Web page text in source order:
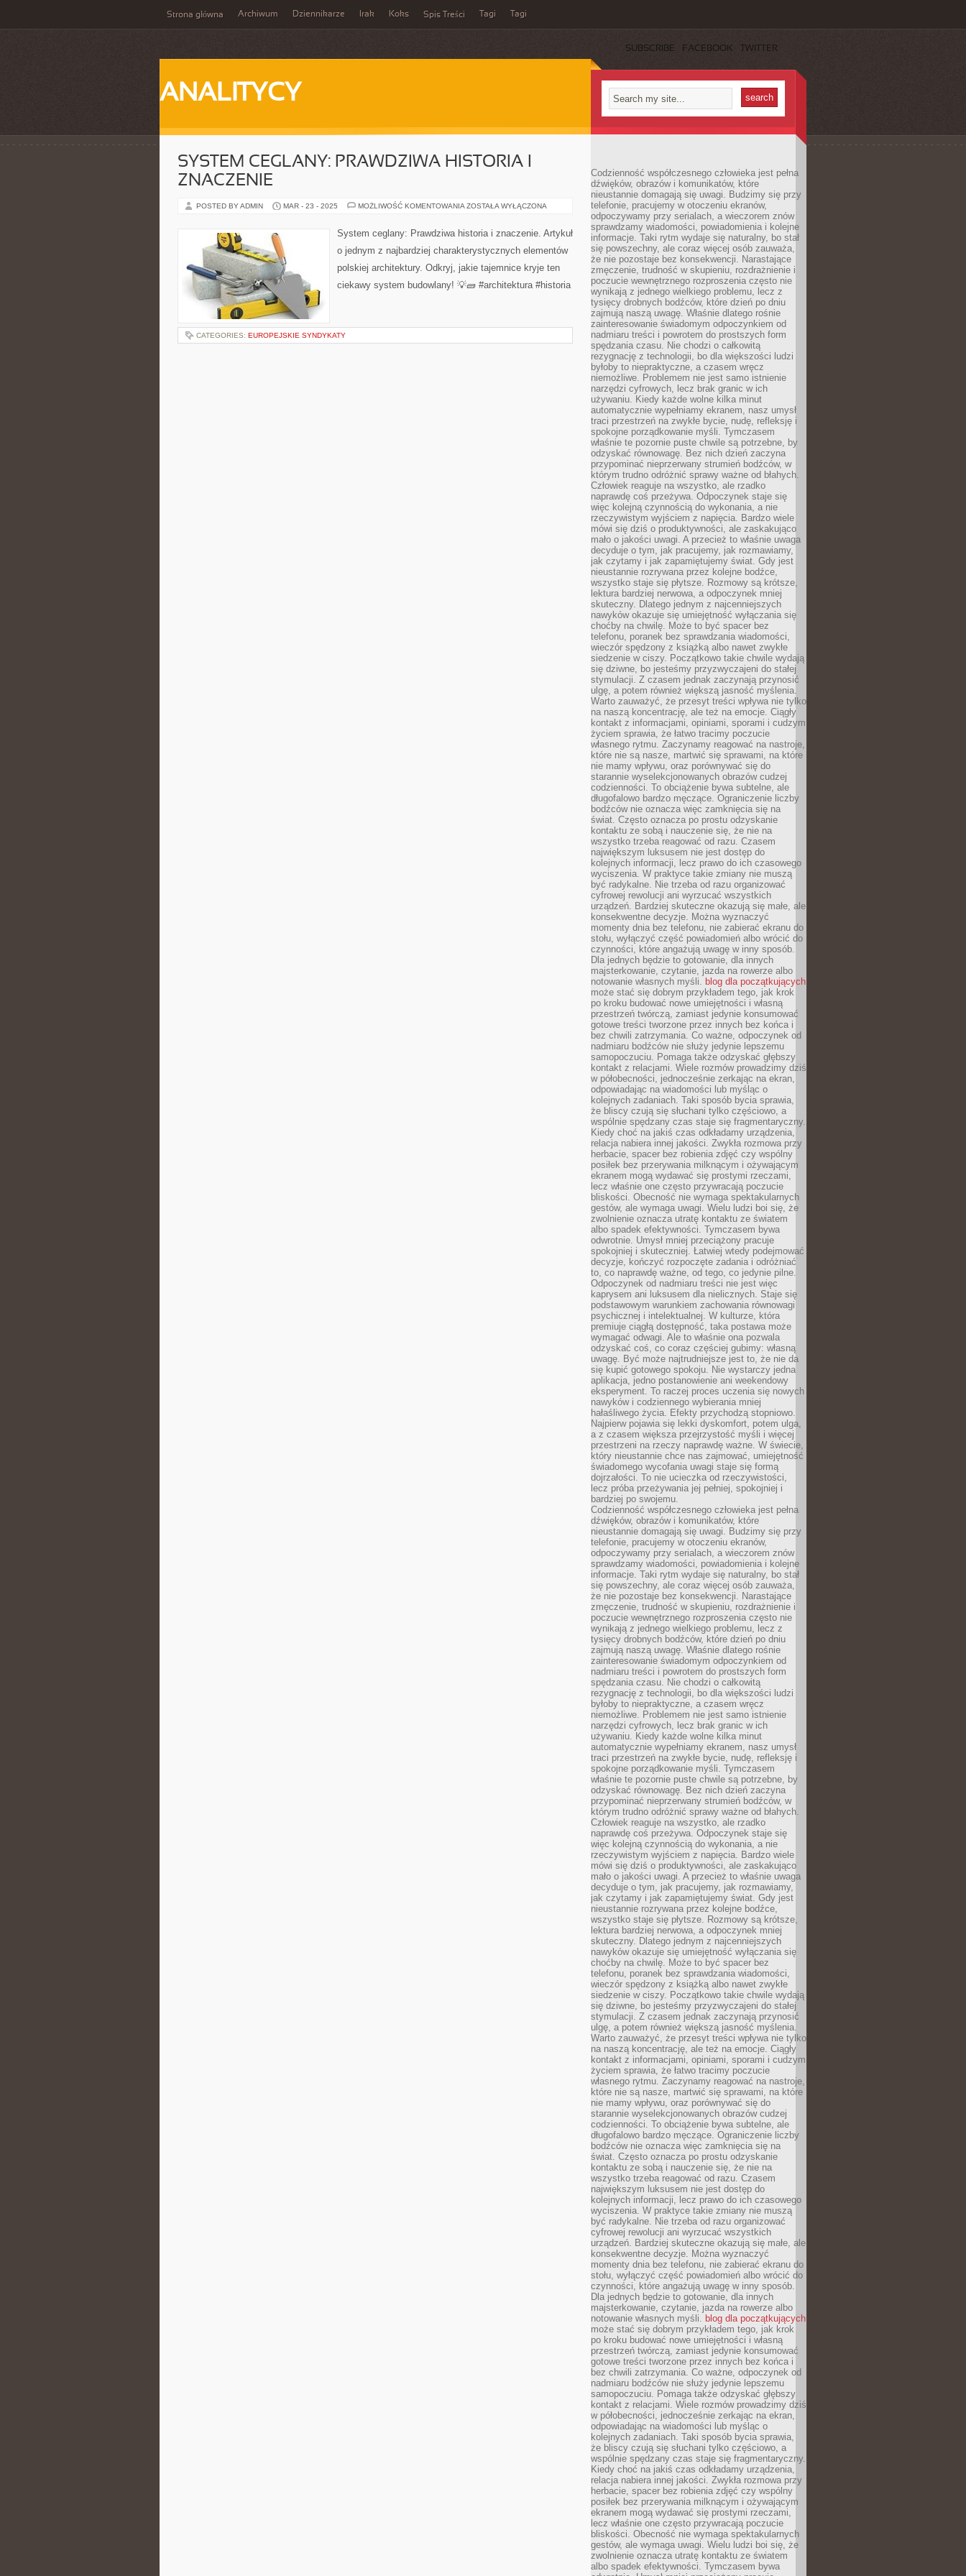
Strona główna Archiwum Dziennikarze Irak Koks Spis Treści Tagi Tagi
SUBSCRIBE FACEBOOK TWITTER
ANALITYCY
SYSTEM CEGLANY: PRAWDZIWA HISTORIA I
ZNACZENIE
POSTED BY ADMIN MAR - 23 - 2025 MOŻLIWOŚĆ KOMENTOWANIA SYSTEM
HISTORIA
I
ZOSTAŁA WYŁĄCZONA
System ceglany: Prawdziwa historia i znaczenie. Artykuł
o jednym z najbardziej charakterystycznych elementów
polskiej architektury. Odkryj, jakie tajemnice kryje ten
ciekawy system budowlany! 💡🧱 #architektura #historia
CATEGORIES: EUROPEJSKIE SYNDYKATY
Codzienność współczesnego człowieka jest pełna
dźwięków, obrazów i komunikatów, które
nieustannie domagają się uwagi. Budzimy się przy
telefonie, pracujemy w otoczeniu ekranów,
odpoczywamy przy serialach, a wieczorem znów
sprawdzamy wiadomości, powiadomienia i kolejne
informacje. Taki rytm wydaje się naturalny, bo stał
się powszechny, ale coraz więcej osób zauważa,
że nie pozostaje bez konsekwencji. Narastające
zmęczenie, trudność w skupieniu, rozdrażnienie i
poczucie wewnętrznego rozproszenia często nie
wynikają z jednego wielkiego problemu, lecz z
tysięcy drobnych bodźców, które dzień po dniu
zajmują naszą uwagę. Właśnie dlatego rośnie
zainteresowanie świadomym odpoczynkiem od
nadmiaru treści i powrotem do prostszych form
spędzania czasu. Nie chodzi o całkowitą
rezygnację z technologii, bo dla większości ludzi
byłoby to niepraktyczne, a czasem wręcz
niemożliwe. Problemem nie jest samo istnienie
narzędzi cyfrowych, lecz brak granic w ich
używaniu. Kiedy każde wolne kilka minut
automatycznie wypełniamy ekranem, nasz umysł
traci przestrzeń na zwykłe bycie, nudę, refleksję i
spokojne porządkowanie myśli. Tymczasem
właśnie te pozornie puste chwile są potrzebne, by
odzyskać równowagę. Bez nich dzień zaczyna
przypominać nieprzerwany strumień bodźców, w
którym trudno odróżnić sprawy ważne od błahych.
Człowiek reaguje na wszystko, ale rzadko
naprawdę coś przeżywa. Odpoczynek staje się
więc kolejną czynnością do wykonania, a nie
rzeczywistym wyjściem z napięcia. Bardzo wiele
mówi się dziś o produktywności, ale zaskakująco
mało o jakości uwagi. A przecież to właśnie uwaga
decyduje o tym, jak pracujemy, jak rozmawiamy,
jak czytamy i jak zapamiętujemy świat. Gdy jest
nieustannie rozrywana przez kolejne bodźce,
wszystko staje się płytsze. Rozmowy są krótsze,
lektura bardziej nerwowa, a odpoczynek mniej
skuteczny. Dlatego jednym z najcenniejszych
nawyków okazuje się umiejętność wyłączania się
choćby na chwilę. Może to być spacer bez
telefonu, poranek bez sprawdzania wiadomości,
wieczór spędzony z książką albo nawet zwykłe
siedzenie w ciszy. Początkowo takie chwile wydają
się dziwne, bo jesteśmy przyzwyczajeni do stałej
stymulacji. Z czasem jednak zaczynają przynosić
ulgę, a potem również większą jasność myślenia.
Warto zauważyć, że przesyt treści wpływa nie tylko
na naszą koncentrację, ale też na emocje. Ciągły
kontakt z informacjami, opiniami, sporami i cudzym
życiem sprawia, że łatwo tracimy poczucie
własnego rytmu. Zaczynamy reagować na nastroje,
które nie są nasze, martwić się sprawami, na które
nie mamy wpływu, oraz porównywać się do
starannie wyselekcjonowanych obrazów cudzej
codzienności. To obciążenie bywa subtelne, ale
długofalowo bardzo męczące. Ograniczenie liczby
bodźców nie oznacza więc zamknięcia się na
świat. Często oznacza po prostu odzyskanie
kontaktu ze sobą i nauczenie się, że nie na
wszystko trzeba reagować od razu. Czasem
największym luksusem nie jest dostęp do
kolejnych informacji, lecz prawo do ich czasowego
wyciszenia. W praktyce takie zmiany nie muszą
być radykalne. Nie trzeba od razu organizować
cyfrowej rewolucji ani wyrzucać wszystkich
urządzeń. Bardziej skuteczne okazują się małe, ale
konsekwentne decyzje. Można wyznaczyć
momenty dnia bez telefonu, nie zabierać ekranu do
stołu, wyłączyć część powiadomień albo wrócić do
czynności, które angażują uwagę w inny sposób.
Dla jednych będzie to gotowanie, dla innych
majsterkowanie, czytanie, jazda na rowerze albo
notowanie własnych myśli. blog dla początkujących
może stać się dobrym przykładem tego, jak krok
po kroku budować nowe umiejętności i własną
przestrzeń twórczą, zamiast jedynie konsumować
gotowe treści tworzone przez innych bez końca i
bez chwili zatrzymania. Co ważne, odpoczynek od
nadmiaru bodźców nie służy jedynie lepszemu
samopoczuciu. Pomaga także odzyskać głębszy
kontakt z relacjami. Wiele rozmów prowadzimy dziś
w półobecności, jednocześnie zerkając na ekran,
odpowiadając na wiadomości lub myśląc o
kolejnych zadaniach. Taki sposób bycia sprawia,
że bliscy czują się słuchani tylko częściowo, a
wspólnie spędzany czas staje się fragmentaryczny.
Kiedy choć na jakiś czas odkładamy urządzenia,
relacja nabiera innej jakości. Zwykła rozmowa przy
herbacie, spacer bez robienia zdjęć czy wspólny
posiłek bez przerywania milknącym i ożywającym
ekranem mogą wydawać się prostymi rzeczami,
lecz właśnie one często przywracają poczucie
bliskości. Obecność nie wymaga spektakularnych
gestów, ale wymaga uwagi. Wielu ludzi boi się, że
zwolnienie oznacza utratę kontaktu ze światem
albo spadek efektywności. Tymczasem bywa
odwrotnie. Umysł mniej przeciążony pracuje
spokojniej i skuteczniej. Łatwiej wtedy podejmować
decyzje, kończyć rozpoczęte zadania i odróżniać
to, co naprawdę ważne, od tego, co jedynie pilne.
Odpoczynek od nadmiaru treści nie jest więc
kaprysem ani luksusem dla nielicznych. Staje się
podstawowym warunkiem zachowania równowagi
psychicznej i intelektualnej. W kulturze, która
premiuje ciągłą dostępność, taka postawa może
wymagać odwagi. Ale to właśnie ona pozwala
odzyskać coś, co coraz częściej gubimy: własną
uwagę. Być może najtrudniejsze jest to, że nie da
się kupić gotowego spokoju. Nie wystarczy jedna
aplikacja, jedno postanowienie ani weekendowy
eksperyment. To raczej proces uczenia się nowych
nawyków i codziennego wybierania mniej
hałaśliwego życia. Efekty przychodzą stopniowo.
Najpierw pojawia się lekki dyskomfort, potem ulga,
a z czasem większa przejrzystość myśli i więcej
przestrzeni na rzeczy naprawdę ważne. W świecie,
który nieustannie chce nas zajmować, umiejętność
świadomego wycofania uwagi staje się formą
dojrzałości. To nie ucieczka od rzeczywistości,
lecz próba przeżywania jej pełniej, spokojniej i
bardziej po swojemu.
Codzienność współczesnego człowieka jest pełna
dźwięków, obrazów i komunikatów, które
nieustannie domagają się uwagi. Budzimy się przy
telefonie, pracujemy w otoczeniu ekranów,
odpoczywamy przy serialach, a wieczorem znów
sprawdzamy wiadomości, powiadomienia i kolejne
informacje. Taki rytm wydaje się naturalny, bo stał
się powszechny, ale coraz więcej osób zauważa,
że nie pozostaje bez konsekwencji. Narastające
zmęczenie, trudność w skupieniu, rozdrażnienie i
poczucie wewnętrznego rozproszenia często nie
wynikają z jednego wielkiego problemu, lecz z
tysięcy drobnych bodźców, które dzień po dniu
zajmują naszą uwagę. Właśnie dlatego rośnie
zainteresowanie świadomym odpoczynkiem od
nadmiaru treści i powrotem do prostszych form
spędzania czasu. Nie chodzi o całkowitą
rezygnację z technologii, bo dla większości ludzi
byłoby to niepraktyczne, a czasem wręcz
niemożliwe. Problemem nie jest samo istnienie
narzędzi cyfrowych, lecz brak granic w ich
używaniu. Kiedy każde wolne kilka minut
automatycznie wypełniamy ekranem, nasz umysł
traci przestrzeń na zwykłe bycie, nudę, refleksję i
spokojne porządkowanie myśli. Tymczasem
właśnie te pozornie puste chwile są potrzebne, by
odzyskać równowagę. Bez nich dzień zaczyna
przypominać nieprzerwany strumień bodźców, w
którym trudno odróżnić sprawy ważne od błahych.
Człowiek reaguje na wszystko, ale rzadko
naprawdę coś przeżywa. Odpoczynek staje się
więc kolejną czynnością do wykonania, a nie
rzeczywistym wyjściem z napięcia. Bardzo wiele
mówi się dziś o produktywności, ale zaskakująco
mało o jakości uwagi. A przecież to właśnie uwaga
decyduje o tym, jak pracujemy, jak rozmawiamy,
jak czytamy i jak zapamiętujemy świat. Gdy jest
nieustannie rozrywana przez kolejne bodźce,
wszystko staje się płytsze. Rozmowy są krótsze,
lektura bardziej nerwowa, a odpoczynek mniej
skuteczny. Dlatego jednym z najcenniejszych
nawyków okazuje się umiejętność wyłączania się
choćby na chwilę. Może to być spacer bez
telefonu, poranek bez sprawdzania wiadomości,
wieczór spędzony z książką albo nawet zwykłe
siedzenie w ciszy. Początkowo takie chwile wydają
się dziwne, bo jesteśmy przyzwyczajeni do stałej
stymulacji. Z czasem jednak zaczynają przynosić
ulgę, a potem również większą jasność myślenia.
Warto zauważyć, że przesyt treści wpływa nie tylko
na naszą koncentrację, ale też na emocje. Ciągły
kontakt z informacjami, opiniami, sporami i cudzym
życiem sprawia, że łatwo tracimy poczucie
własnego rytmu. Zaczynamy reagować na nastroje,
które nie są nasze, martwić się sprawami, na które
nie mamy wpływu, oraz porównywać się do
starannie wyselekcjonowanych obrazów cudzej
codzienności. To obciążenie bywa subtelne, ale
długofalowo bardzo męczące. Ograniczenie liczby
bodźców nie oznacza więc zamknięcia się na
świat. Często oznacza po prostu odzyskanie
kontaktu ze sobą i nauczenie się, że nie na
wszystko trzeba reagować od razu. Czasem
największym luksusem nie jest dostęp do
kolejnych informacji, lecz prawo do ich czasowego
wyciszenia. W praktyce takie zmiany nie muszą
być radykalne. Nie trzeba od razu organizować
cyfrowej rewolucji ani wyrzucać wszystkich
urządzeń. Bardziej skuteczne okazują się małe, ale
konsekwentne decyzje. Można wyznaczyć
momenty dnia bez telefonu, nie zabierać ekranu do
stołu, wyłączyć część powiadomień albo wrócić do
czynności, które angażują uwagę w inny sposób.
Dla jednych będzie to gotowanie, dla innych
majsterkowanie, czytanie, jazda na rowerze albo
notowanie własnych myśli. blog dla początkujących
może stać się dobrym przykładem tego, jak krok
po kroku budować nowe umiejętności i własną
przestrzeń twórczą, zamiast jedynie konsumować
gotowe treści tworzone przez innych bez końca i
bez chwili zatrzymania. Co ważne, odpoczynek od
nadmiaru bodźców nie służy jedynie lepszemu
samopoczuciu. Pomaga także odzyskać głębszy
kontakt z relacjami. Wiele rozmów prowadzimy dziś
w półobecności, jednocześnie zerkając na ekran,
odpowiadając na wiadomości lub myśląc o
kolejnych zadaniach. Taki sposób bycia sprawia,
że bliscy czują się słuchani tylko częściowo, a
wspólnie spędzany czas staje się fragmentaryczny.
Kiedy choć na jakiś czas odkładamy urządzenia,
relacja nabiera innej jakości. Zwykła rozmowa przy
herbacie, spacer bez robienia zdjęć czy wspólny
posiłek bez przerywania milknącym i ożywającym
ekranem mogą wydawać się prostymi rzeczami,
lecz właśnie one często przywracają poczucie
bliskości. Obecność nie wymaga spektakularnych
gestów, ale wymaga uwagi. Wielu ludzi boi się, że
zwolnienie oznacza utratę kontaktu ze światem
albo spadek efektywności. Tymczasem bywa